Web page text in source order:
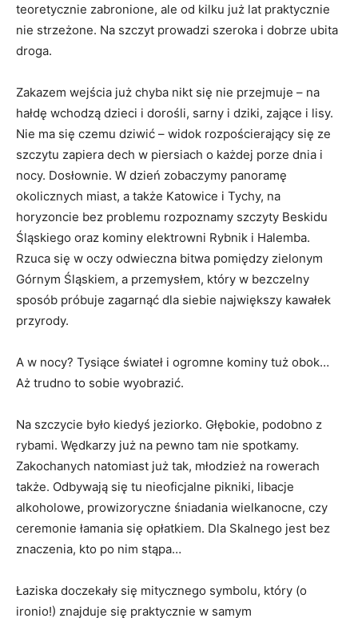
teoretycznie zabronione, ale od kilku już lat praktycznie
nie strzeżone. Na szczyt prowadzi szeroka i dobrze ubita
droga.
Zakazem wejścia już chyba nikt się nie przejmuje – na
hałdę wchodzą dzieci i dorośli, sarny i dziki, zające i lisy.
Nie ma się czemu dziwić – widok rozpościerający się ze
szczytu zapiera dech w piersiach o każdej porze dnia i
nocy. Dosłownie. W dzień zobaczymy panoramę
okolicznych miast, a także Katowice i Tychy, na
horyzoncie bez problemu rozpoznamy szczyty Beskidu
Śląskiego oraz kominy elektrowni Rybnik i Halemba.
Rzuca się w oczy odwieczna bitwa pomiędzy zielonym
Górnym Śląskiem, a przemysłem, który w bezczelny
sposób próbuje zagarnąć dla siebie największy kawałek
przyrody.
A w nocy? Tysiące świateł i ogromne kominy tuż obok…
Aż trudno to sobie wyobrazić.
Na szczycie było kiedyś jeziorko. Głębokie, podobno z
rybami. Wędkarzy już na pewno tam nie spotkamy.
Zakochanych natomiast już tak, młodzież na rowerach
także. Odbywają się tu nieoficjalne pikniki, libacje
alkoholowe, prowizoryczne śniadania wielkanocne, czy
ceremonie łamania się opłatkiem. Dla Skalnego jest bez
znaczenia, kto po nim stąpa…
Łaziska doczekały się mitycznego symbolu, który (o
ironio!) znajduje się praktycznie w samym